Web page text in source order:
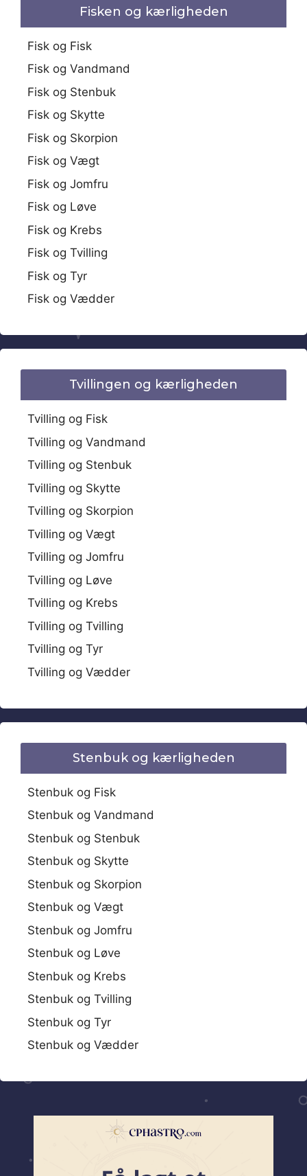
Fisken og kærligheden
Fisk og Fisk
Fisk og Vandmand
Fisk og Stenbuk
Fisk og Skytte
Fisk og Skorpion
Fisk og Vægt
Fisk og Jomfru
Fisk og Løve
Fisk og Krebs
Fisk og Tvilling
Fisk og Tyr
Fisk og Vædder
Tvillingen og kærligheden
Tvilling og Fisk
Tvilling og Vandmand
Tvilling og Stenbuk
Tvilling og Skytte
Tvilling og Skorpion
Tvilling og Vægt
Tvilling og Jomfru
Tvilling og Løve
Tvilling og Krebs
Tvilling og Tvilling
Tvilling og Tyr
Tvilling og Vædder
Stenbuk og kærligheden
Stenbuk og Fisk
Stenbuk og Vandmand
Stenbuk og Stenbuk
Stenbuk og Skytte
Stenbuk og Skorpion
Stenbuk og Vægt
Stenbuk og Jomfru
Stenbuk og Løve
Stenbuk og Krebs
Stenbuk og Tvilling
Stenbuk og Tyr
Stenbuk og Vædder